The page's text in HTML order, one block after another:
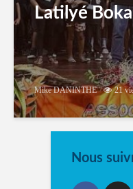
Latilyé
Mike DANINTHE 21
Nous